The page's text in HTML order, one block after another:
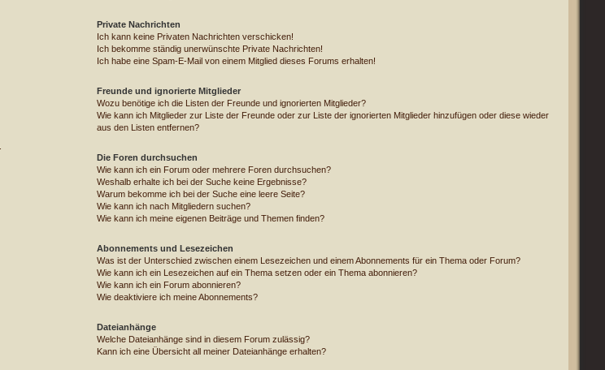
Private Nachrichten
Ich kann keine Privaten Nachrichten verschicken!
Ich bekomme ständig unerwünschte Private Nachrichten!
Ich habe eine Spam-E-Mail von einem Mitglied dieses Forums erhalten!
Freunde und ignorierte Mitglieder
Wozu benötige ich die Listen der Freunde und ignorierten Mitglieder?
Wie kann ich Mitglieder zur Liste der Freunde oder zur Liste der ignorierten Mitglieder hinzufügen oder diese wieder
aus den Listen entfernen?
Die Foren durchsuchen
Wie kann ich ein Forum oder mehrere Foren durchsuchen?
Weshalb erhalte ich bei der Suche keine Ergebnisse?
Warum bekomme ich bei der Suche eine leere Seite?
Wie kann ich nach Mitgliedern suchen?
Wie kann ich meine eigenen Beiträge und Themen finden?
Abonnements und Lesezeichen
Was ist der Unterschied zwischen einem Lesezeichen und einem Abonnements für ein Thema oder Forum?
Wie kann ich ein Lesezeichen auf ein Thema setzen oder ein Thema abonnieren?
Wie kann ich ein Forum abonnieren?
Wie deaktiviere ich meine Abonnements?
Dateianhänge
Welche Dateianhänge sind in diesem Forum zulässig?
Kann ich eine Übersicht all meiner Dateianhänge erhalten?